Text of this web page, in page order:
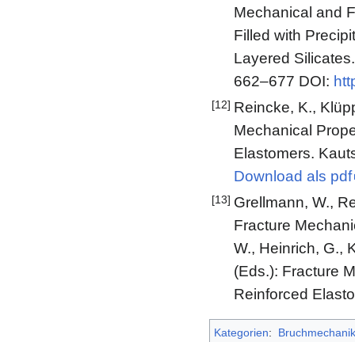
Mechanical and
Filled with
Layered
662‒677 DOI:
[12] Reincke, K.,
Mechanical
Elastomers.
Download als pdf
[13] Grellmann, W.,
Fracture
W., Heinrich, G.,
(Eds.): Fracture
Reinforced
Kategorien: Bruchmechanik